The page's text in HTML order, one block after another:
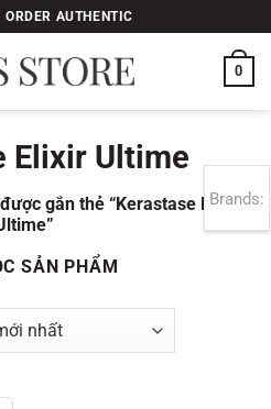
ORDER AUTHENTIC
0
Elixir Ultime
gắn thẻ “Kerastase Elixir
SẢN PHẨM
Brands: